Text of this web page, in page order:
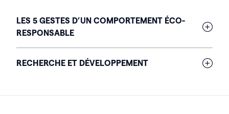
LES 5 GESTES D’UN COMPORTEMENT ÉCO-
RESPONSABLE
commandement de la Patrouille des Glaciers a
RECHERCHE ET DÉVELOPPEMENT